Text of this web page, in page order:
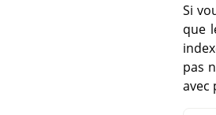
Si
que
pas
avec